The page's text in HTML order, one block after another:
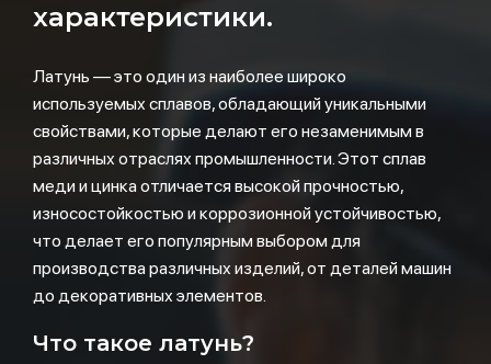
характеристики.
Латунь — это один из наиболее широко
используемых сплавов, обладающий уникальными
свойствами, которые делают его незаменимым в
различных отраслях промышленности. Этот сплав
меди и цинка отличается высокой прочностью,
износостойкостью и коррозионной устойчивостью,
что делает его популярным выбором для
производства различных изделий, от деталей машин
до декоративных элементов.
Что такое латунь?